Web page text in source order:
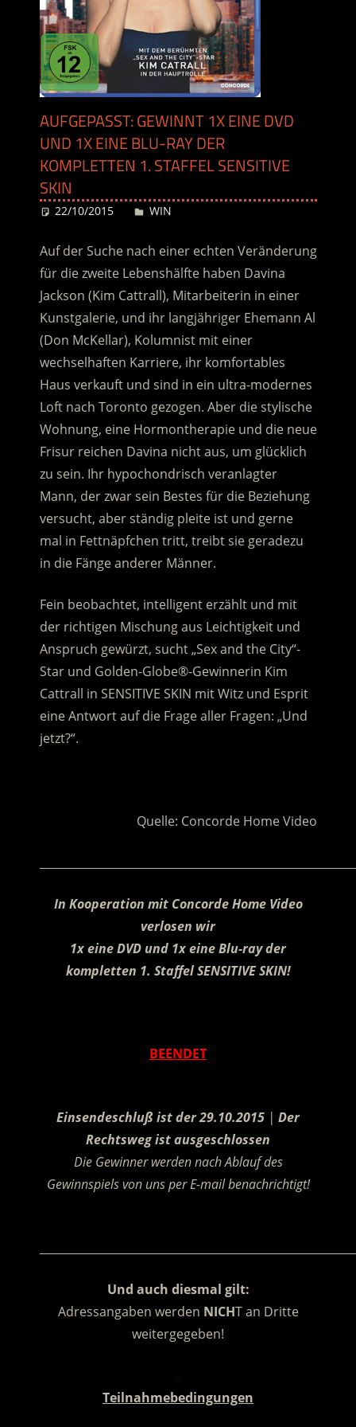
AUFGEPASST: GEWINNT 1X EINE DVD
UND 1X EINE BLU-RAY DER
KOMPLETTEN 1. STAFFEL SENSITIVE
SKIN
22/10/2015 Desiree
WIN
Auf der Suche nach einer echten Veränderung
für die zweite Lebenshälfte haben Davina
Jackson (Kim Cattrall), Mitarbeiterin in einer
Kunstgalerie, und ihr langjähriger Ehemann Al
(Don McKellar), Kolumnist mit einer
wechselhaften Karriere, ihr komfortables
Haus verkauft und sind in ein ultra-modernes
Loft nach Toronto gezogen. Aber die stylische
Wohnung, eine Hormontherapie und die neue
Frisur reichen Davina nicht aus, um glücklich
zu sein. Ihr hypochondrisch veranlagter
Mann, der zwar sein Bestes für die Beziehung
versucht, aber ständig pleite ist und gerne
mal in Fettnäpfchen tritt, treibt sie geradezu
in die Fänge anderer Männer.
Fein beobachtet, intelligent erzählt und mit
der richtigen Mischung aus Leichtigkeit und
Anspruch gewürzt, sucht „Sex and the City“-
Star und Golden-Globe®-Gewinnerin Kim
Cattrall in SENSITIVE SKIN mit Witz und Esprit
eine Antwort auf die Frage aller Fragen: „Und
jetzt?“.
Quelle: Concorde Home Video
In Kooperation mit Concorde Home Video
verlosen wir
1x eine DVD und 1x eine Blu-ray der
kompletten 1. Staffel SENSITIVE SKIN!
BEENDET
Einsendeschluß ist der 29.10.2015 | Der
Rechtsweg ist ausgeschlossen
Die Gewinner werden nach Ablauf des
Gewinnspiels von uns per E-mail benachrichtigt!
Und auch diesmal gilt:
Adressangaben werden NICHT an Dritte
weitergegeben!
Teilnahmebedingungen